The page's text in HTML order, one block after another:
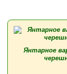
Янтарное